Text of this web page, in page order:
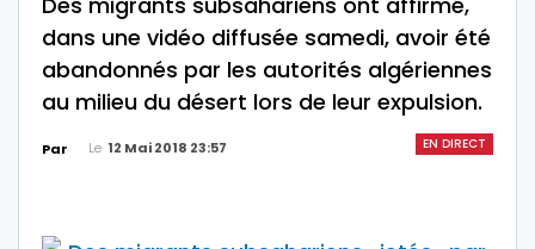
dans une vidéo diffusée samedi, avoir été
abandonnés par les autorités algériennes
au milieu du désert lors de leur expulsion.
EN DIRECT
Par Le 12 Mai 2018 23:57